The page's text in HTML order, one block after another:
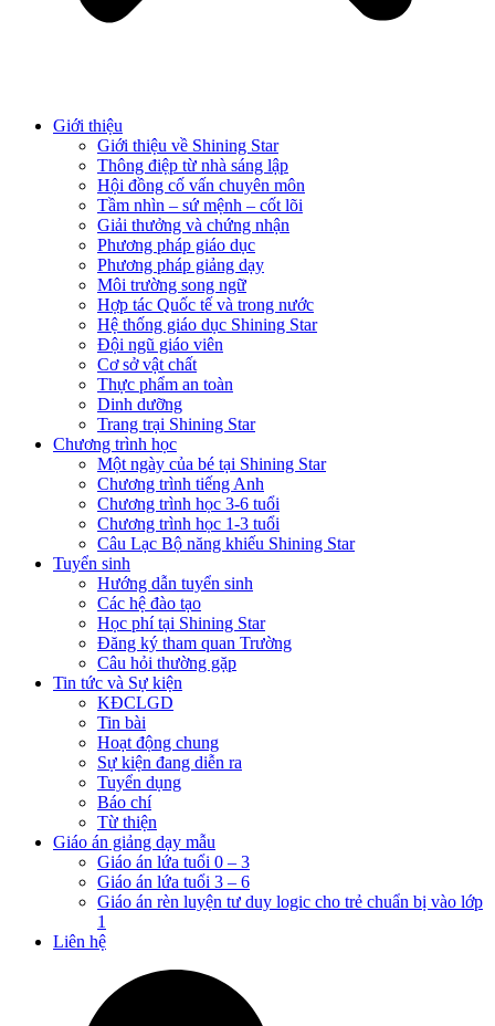
Giới thiệu
Giới thiệu về Shining Star
Thông điệp từ nhà sáng lập
Hội đồng cố vấn chuyên môn
Tầm nhìn – sứ mệnh – cốt lõi
Giải thưởng và chứng nhận
Phương pháp giáo dục
Phương pháp giảng dạy
Môi trường song ngữ
Hợp tác Quốc tế và trong nước
Hệ thống giáo dục Shining Star
Đội ngũ giáo viên
Cơ sở vật chất
Thực phẩm an toàn
Dinh dưỡng
Trang trại Shining Star
Chương trình học
Một ngày của bé tại Shining Star
Chương trình tiếng Anh
Chương trình học 3-6 tuổi
Chương trình học 1-3 tuổi
Câu Lạc Bộ năng khiếu Shining Star
Tuyển sinh
Hướng dẫn tuyển sinh
Các hệ đào tạo
Học phí tại Shining Star
Đăng ký tham quan Trường
Câu hỏi thường gặp
Tin tức và Sự kiện
KĐCLGD
Tin bài
Hoạt động chung
Sự kiện đang diễn ra
Tuyển dụng
Báo chí
Từ thiện
Giáo án giảng dạy mẫu
Giáo án lứa tuổi 0 – 3
Giáo án lứa tuổi 3 – 6
Giáo án rèn luyện tư duy logic cho trẻ chuẩn bị vào lớp
1
Liên hệ